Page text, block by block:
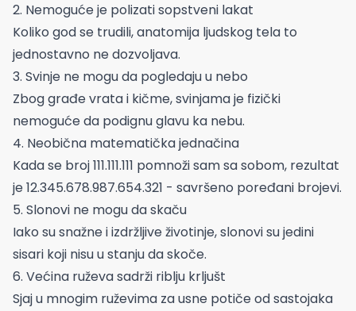
2. Nemoguće je polizati sopstveni lakat
Koliko god se trudili, anatomija ljudskog tela to
jednostavno ne dozvoljava.
3. Svinje ne mogu da pogledaju u nebo
Zbog građe vrata i kičme, svinjama je fizički
nemoguće da podignu glavu ka nebu.
4. Neobična matematička jednačina
Kada se broj 111.111.111 pomnoži sam sa sobom, rezultat
je 12.345.678.987.654.321 - savršeno poređani brojevi.
5. Slonovi ne mogu da skaču
Iako su snažne i izdržljive životinje, slonovi su jedini
sisari koji nisu u stanju da skoče.
6. Većina ruževa sadrži riblju krljušt
Sjaj u mnogim ruževima za usne potiče od sastojaka